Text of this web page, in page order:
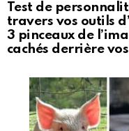
Test de
travers vos outils
3 pinceaux de
cachés derrière